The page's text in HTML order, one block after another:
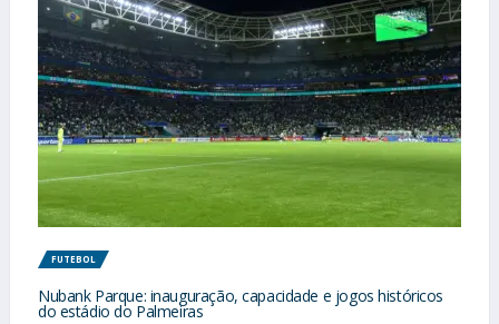
FUTEBOL
Nubank Parque: inauguração, capacidade e jogos históricos
do estádio do Palmeiras